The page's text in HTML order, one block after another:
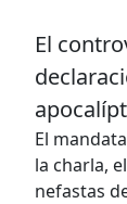
El
El
la charla,
nefastas